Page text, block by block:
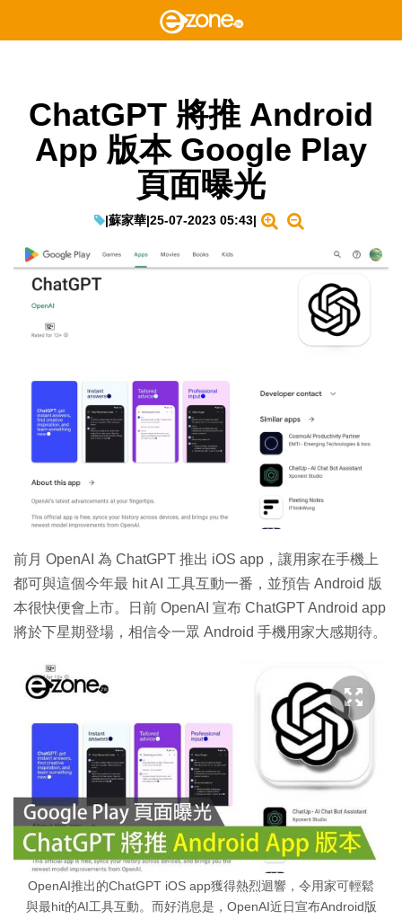
ChatGPT 將推 Android
App 版本 Google Play
頁面曝光
|蘇家華|25-07-2023 05:43|
前月 OpenAI 為 ChatGPT 推出 iOS app，讓用家在手機上
都可與這個今年最 hit AI 工具互動一番，並預告 Android 版
本很快便會上市。日前 OpenAI 宣布 ChatGPT Android app
將於下星期登場，相信令一眾 Android 手機用家大感期待。
OpenAI推出的ChatGPT iOS app獲得熱烈迴響，令用家可輕鬆
與最hit的AI工具互動。而好消息是，OpenAI近日宣布Android版